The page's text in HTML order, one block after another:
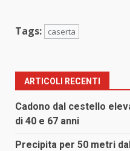
Tags: caserta
ARTICOLI RECENTI
Cadono dal cestello
di 40 e 67 anni
Precipita per 50 metri